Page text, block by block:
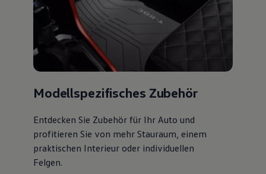
Modellspezifisches Zubehör
Entdecken Sie Zubehör für Ihr Auto und
profitieren Sie von mehr Stauraum, einem
praktischen Interieur oder individuellen
Felgen.